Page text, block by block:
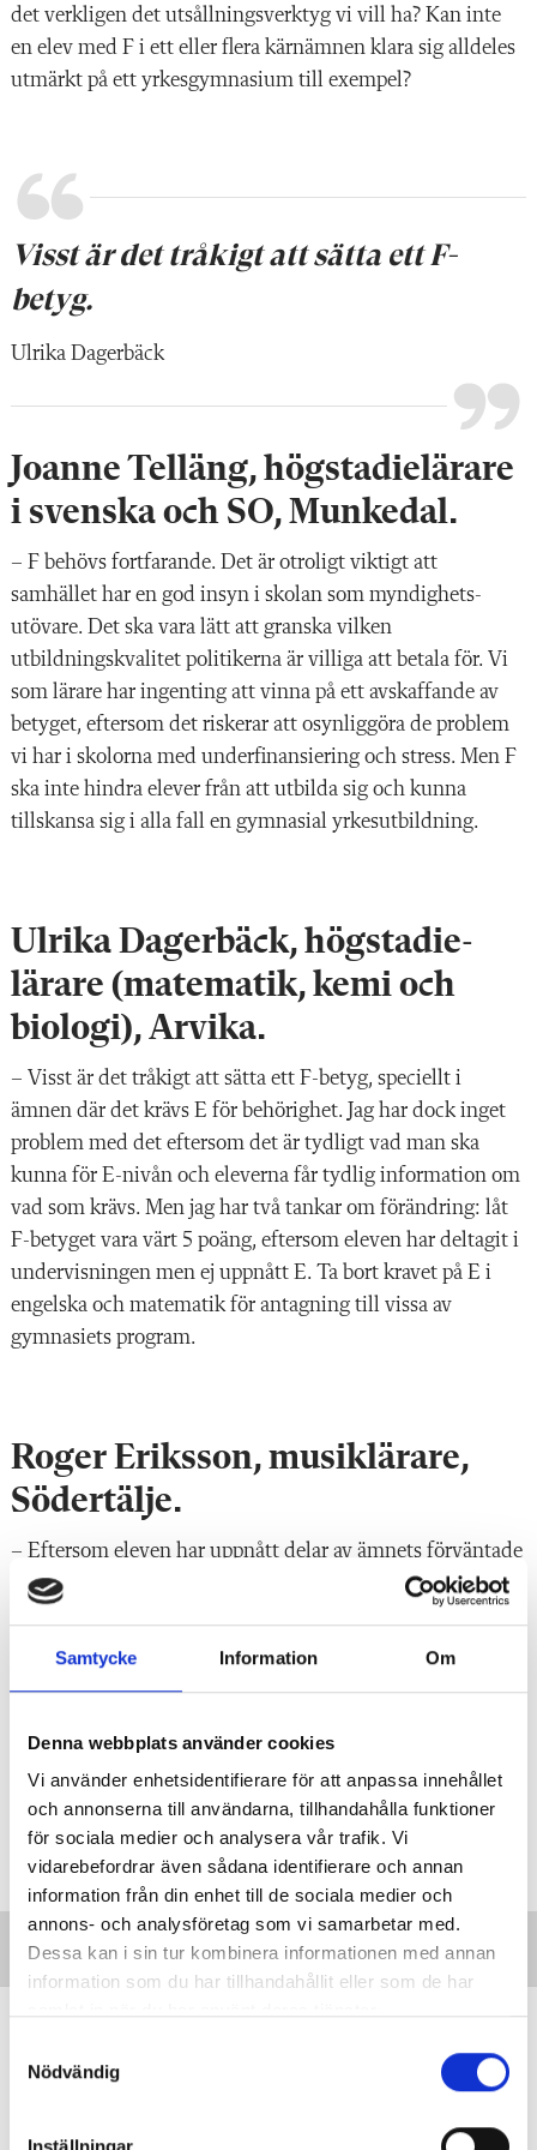
Samtycke Information Om
Denna webbplats använder cookies
Vi använder enhetsidentifierare för att anpassa innehållet
och annonserna till användarna, tillhandahålla funktioner
för sociala medier och analysera vår trafik. Vi
vidarebefordrar även sådana identifierare och annan
information från din enhet till de sociala medier och
annons- och analysföretag som vi samarbetar med.
Dessa kan i sin tur kombinera informationen med annan
information som du har tillhandahållit eller som de har
Nödvändig
Inställningar
det verkligen det utsållningsverktyg vi vill ha? Kan inte
en elev med F i ett eller flera kärnämnen klara sig alldeles
utmärkt på ett yrkesgymnasium till exempel?
Visst är det tråkigt att sätta ett F-
betyg.
Ulrika Dagerbäck
Joanne Telläng, högstadielärare
i svenska och SO, Munkedal.
– F behövs fortfarande. Det är otroligt viktigt att
samhället har en god insyn i skolan som myndighets­
utövare. Det ska vara lätt att granska vilken
utbildningskvalitet politikerna är villiga att betala för. Vi
som lärare har ingenting att vinna på ett avskaffande av
betyget, eftersom det riskerar att osynliggöra de problem
vi har i skolorna med underfinansiering och stress. Men F
ska inte hindra elever från att utbilda sig och kunna
tillskansa sig i alla fall en gymnasial yrkesutbildning.
Ulrika Dagerbäck, högstadie­
lärare (matematik, kemi och
biologi), Arvika.
– Visst är det tråkigt att sätta ett F-betyg, speciellt i
ämnen där det krävs E för behörighet. Jag har dock inget
problem med det eftersom det är tydligt vad man ska
kunna för E-nivån och eleverna får tydlig information om
vad som krävs. Men jag har två tankar om förändring: låt
F-betyget vara värt 5 poäng, eftersom eleven har deltagit i
undervisningen men ej uppnått E. Ta bort kravet på E i
engelska och matematik för antagning till vissa av
gymnasiets program.
Roger Eriksson, musiklärare,
Södertälje.
– Eftersom eleven har uppnått delar av ämnets förväntade
förmågor och färdigheter så kan man ge betyget F 5
streck på en elev som har varit på lektionerna men inte har
ämnen såsom kärnämnena.
Taggar: Betyg
”Vi lovar behöriga lärare i varje